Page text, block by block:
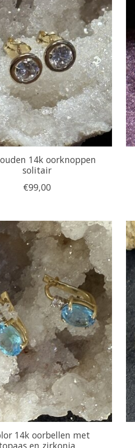
14k oorknoppen
solitair
€99,00
14k oorbellen met